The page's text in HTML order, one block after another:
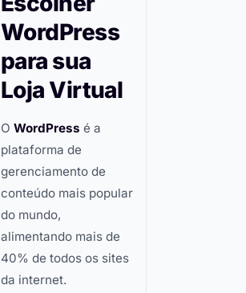
WordPress
para sua
Loja Virtual
O WordPress é a
plataforma de
gerenciamento de
conteúdo mais popular
do mundo,
alimentando mais de
40% de todos os sites
da internet.